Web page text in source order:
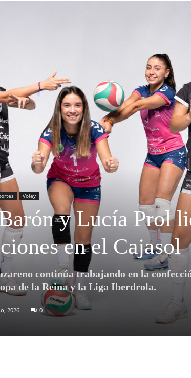
Voley
y Lucía Prol
en el Cajasol
continúa trabajando en la
de la Reina y la Liga Iberdrola.
2026 0